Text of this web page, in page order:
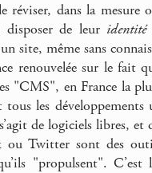
réviser, dans la mesure
disposer de leur identité
site, même sans
renouvelée sur le fait
"CMS", en France la
tous les
de logiciels libres, et
ou Twitter sont des
"propulsent".